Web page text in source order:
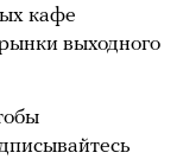
кафе
выходного